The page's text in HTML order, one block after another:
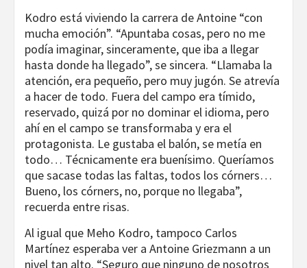
Kodro está viviendo la carrera de Antoine “con
mucha emoción”. “Apuntaba cosas, pero no me
podía imaginar, sinceramente, que iba a llegar
hasta donde ha llegado”, se sincera. “Llamaba la
atención, era pequeño, pero muy jugón. Se atrevía
a hacer de todo. Fuera del campo era tímido,
reservado, quizá por no dominar el idioma, pero
ahí en el campo se transformaba y era el
protagonista. Le gustaba el balón, se metía en
todo… Técnicamente era buenísimo. Queríamos
que sacase todas las faltas, todos los córners…
Bueno, los córners, no, porque no llegaba”,
recuerda entre risas.
Al igual que Meho Kodro, tampoco Carlos
Martínez esperaba ver a Antoine Griezmann a un
nivel tan alto. “Seguro que ninguno de nosotros